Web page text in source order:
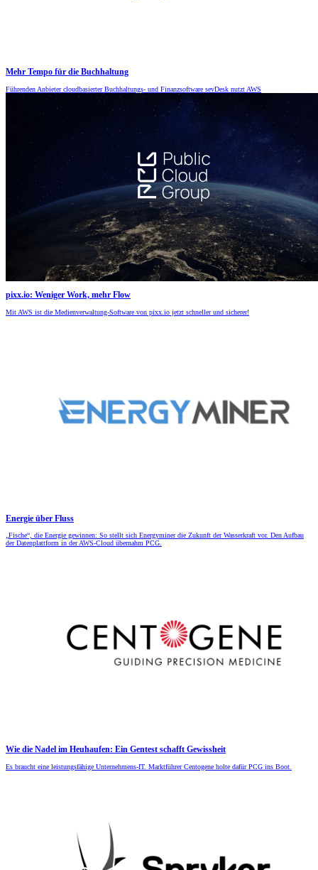
Mehr Tempo für die Buchhaltung
Führenden Anbieter cloudbasierter Buchhaltungs- und Finanzsoftware sevDesk nutzt AWS
pixx.io: Weniger Work, mehr Flow
Mit AWS ist die Medien­verwaltung-Software von pixx.io jetzt schneller und sicherer!
Energie über Fluss
„Fische“, die Energie gewinnen: So stellt sich Energyminer die Zukunft der Wasserkraft vor. Den Aufbau
der Datenplattform in der AWS-Cloud übernahm PCG.
Wie die Nadel im Heuhaufen: Ein Gentest schafft Gewissheit
Es braucht eine leistungsfähige Unternehmens-IT. Marktführer Centogene holte dafür PCG ins Boot.